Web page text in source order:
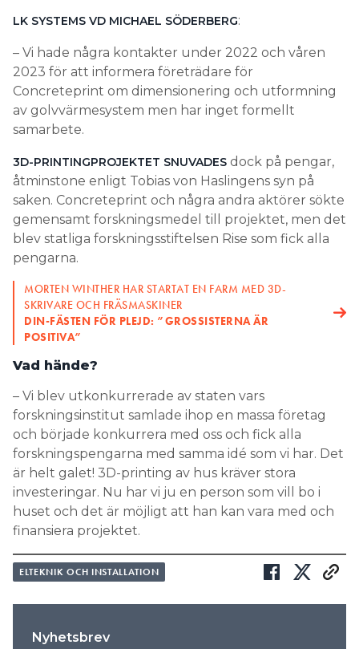
LK SYSTEMS VD MICHAEL SÖDERBERG:
­– Vi hade några kontakter under 2022 och våren
2023 för att informera företrädare för
Concreteprint om dimensionering och utformning
av golvvärmesystem men har inget formellt
samarbete.
3D-PRINTINGPROJEKTET SNUVADES dock på pengar,
åtminstone enligt Tobias von Haslingens syn på
saken. Concreteprint och några andra aktörer sökte
gemensamt forskningsmedel till projektet, men det
blev statliga forskningsstiftelsen Rise som fick alla
pengarna.
MORTEN WINTHER HAR STARTAT EN FARM MED 3D-
SKRIVARE OCH FRÄSMASKINER
DIN-FÄSTEN FÖR PLEJD: ”GROSSISTERNA ÄR
POSITIVA”
Vad hände?
– Vi blev utkonkurrerade av staten vars
forskningsinstitut samlade ihop en massa företag
och började konkurrera med oss och fick alla
forskningspengarna med samma idé som vi har. Det
är helt galet! 3D-printing av hus kräver stora
investeringar. Nu har vi ju en person som vill bo i
huset och det är möjligt att han kan vara med och
finansiera projektet.
ELTEKNIK OCH INSTALLATION
Nyhetsbrev